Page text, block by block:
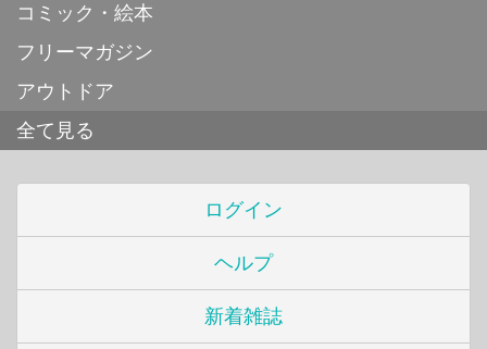
コミック・絵本
フリーマガジン
アウトドア
全て見る
ログイン
ヘルプ
新着雑誌